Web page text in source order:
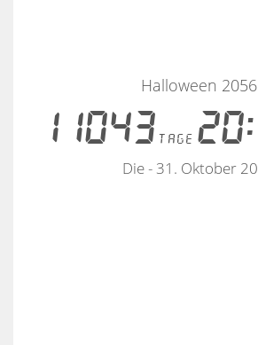
11043tage
Halloween 2056
Die - 31. Oktober